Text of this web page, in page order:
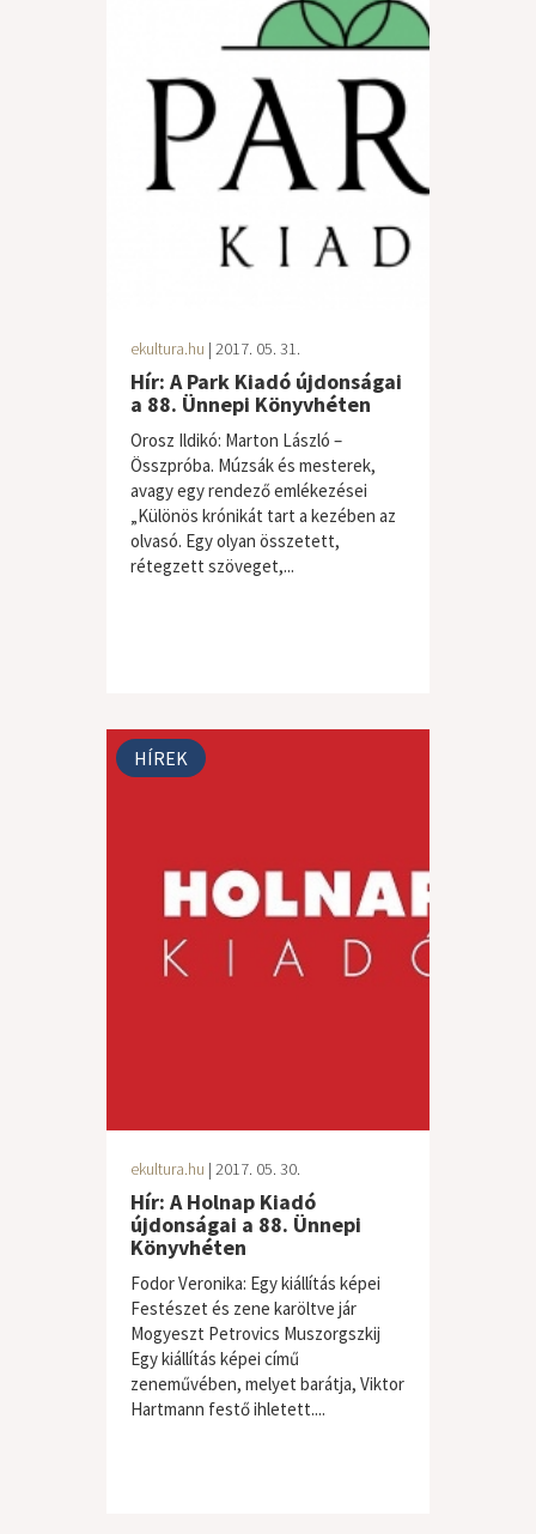
ekultura.hu | 2017. 05. 31.
Hír: A Park Kiadó újdonságai
a 88. Ünnepi Könyvhéten
Orosz Ildikó: Marton László –
Összpróba. Múzsák és mesterek,
avagy egy rendező emlékezései
„Különös krónikát tart a kezében az
olvasó. Egy olyan összetett,
rétegzett szöveget,...
HÍREK
ekultura.hu | 2017. 05. 30.
Hír: A Holnap Kiadó
újdonságai a 88. Ünnepi
Könyvhéten
Fodor Veronika: Egy kiállítás képei
Festészet és zene karöltve jár
Mogyeszt Petrovics Muszorgszkij
Egy kiállítás képei című
zeneművében, melyet barátja, Viktor
Hartmann festő ihletett....